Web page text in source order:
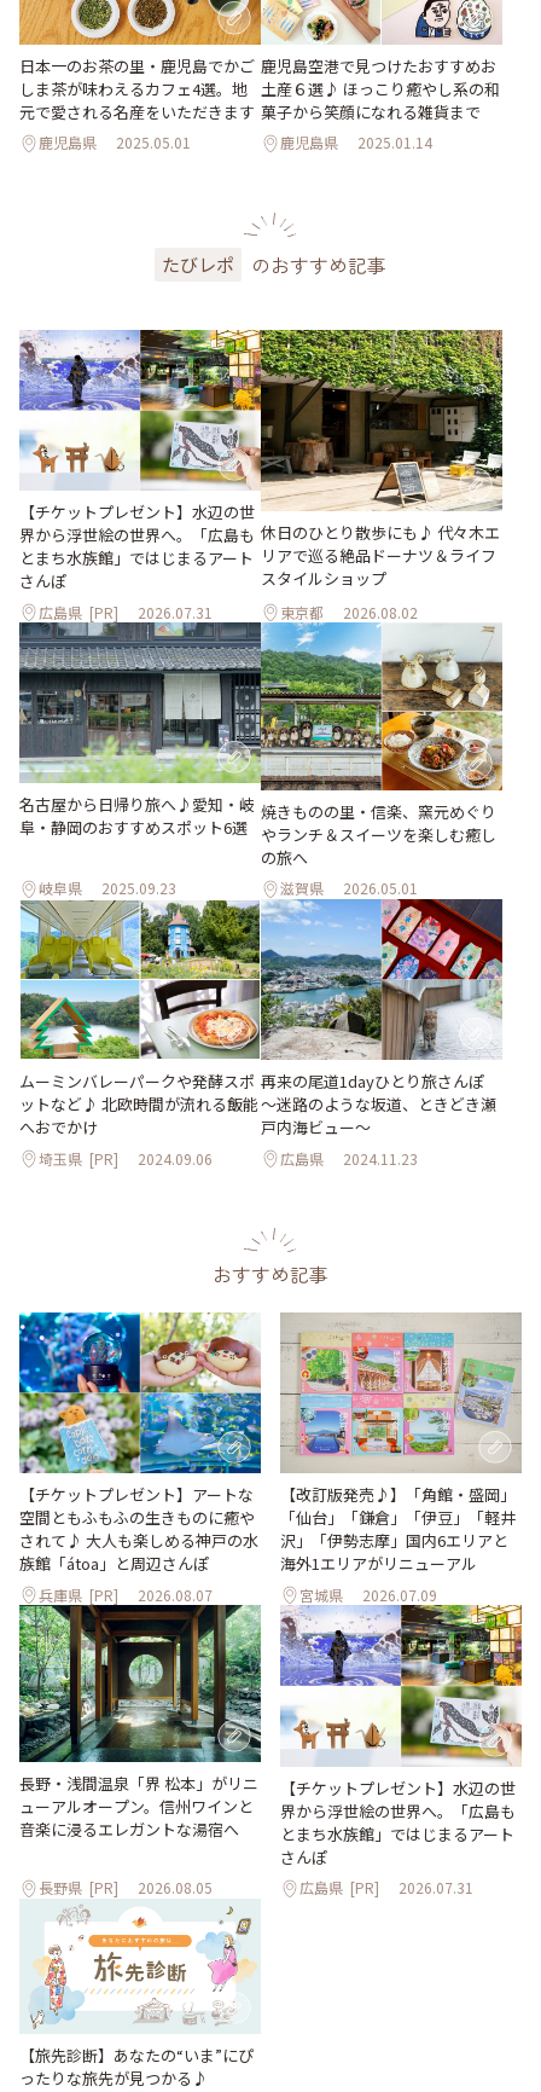
日本一のお茶の里・鹿児島でかご
しま茶が味わえるカフェ4選。地
元で愛される名産をいただきます
鹿児島県 2025.05.01
鹿児島空港で見つけたおすすめお
土産６選♪ ほっこり癒やし系の和
菓子から笑顔になれる雑貨まで
鹿児島県 2025.01.14
たびレポ のおすすめ記事
【チケットプレゼント】水辺の世
界から浮世絵の世界へ。「広島も
とまち水族館」ではじまるアート
さんぽ
広島県 [PR] 2026.07.31
休日のひとり散歩にも♪ 代々木エ
リアで巡る絶品ドーナツ＆ライフ
スタイルショップ
東京都 2026.08.02
名古屋から日帰り旅へ♪愛知・岐
阜・静岡のおすすめスポット6選
岐阜県 2025.09.23
焼きものの里・信楽、窯元めぐり
やランチ＆スイーツを楽しむ癒し
の旅へ
滋賀県 2026.05.01
ムーミンバレーパークや発酵スポ
ットなど♪ 北欧時間が流れる飯能
へおでかけ
埼玉県 [PR] 2024.09.06
再来の尾道1dayひとり旅さんぽ
～迷路のような坂道、ときどき瀬
戸内海ビュー～
広島県 2024.11.23
おすすめ記事
【チケットプレゼント】アートな
空間ともふもふの生きものに癒や
されて♪ 大人も楽しめる神戸の水
族館「átoa」と周辺さんぽ
兵庫県 [PR] 2026.08.07
【改訂版発売♪】「角館・盛岡」
「仙台」「鎌倉」「伊豆」「軽井
沢」「伊勢志摩」国内6エリアと
海外1エリアがリニューアル
宮城県 2026.07.09
長野・浅間温泉「界 松本」がリニ
ューアルオープン。信州ワインと
音楽に浸るエレガントな湯宿へ
長野県 [PR] 2026.08.05
【チケットプレゼント】水辺の世
界から浮世絵の世界へ。「広島も
とまち水族館」ではじまるアート
さんぽ
広島県 [PR] 2026.07.31
【旅先診断】あなたの“いま”にぴ
ったりな旅先が見つかる♪